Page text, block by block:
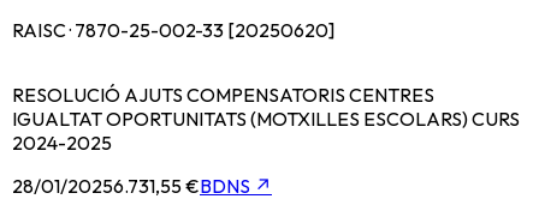
RAISC · 7870-25-002-33 [20250620]
RESOLUCIÓ AJUTS COMPENSATORIS CENTRES
IGUALTAT OPORTUNITATS (MOTXILLES ESCOLARS) CURS
2024-2025
28/01/20256.731,55 €BDNS ↗